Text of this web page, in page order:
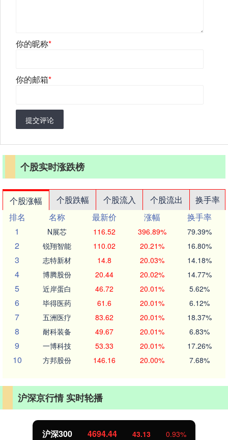
你的昵称*
你的邮箱*
提交评论
个股实时涨跌榜
个股涨幅 个股跌幅 个股流入 个股流出
换手率
排名
名称 最新价 涨幅
换手率
1
N展芯 116.52 396.89% 79.39%
2 锐翔智能 110.02 20.21% 16.80%
3 志特新材 14.8 20.03% 14.18%
4 博腾股份 20.44 20.02% 14.77%
5 近岸蛋白 46.72 20.01% 5.62%
6 毕得医药 61.6 20.01% 6.12%
7 五洲医疗 83.62 20.01% 18.37%
8 耐科装备 49.67 20.01% 6.83%
9 一博科技 53.33 20.01% 17.26%
10 方邦股份 146.16 20.00% 7.68%
沪深京行情 实时轮播
沪深300 4694.44 43.13 0.93%